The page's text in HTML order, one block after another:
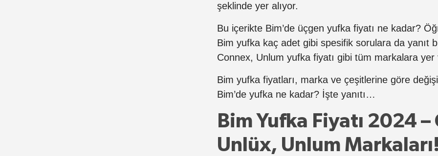
şeklinde yer alıyor.
Bu içerikte Bim’de üçgen yufka fiyatı ne kadar?
Bim yufka kaç adet gibi spesifik sorulara da yanıt
Connex, Unlum yufka fiyatı gibi tüm markalara yer
Bim yufka fiyatları, marka ve çeşitlerine göre
Bim’de yufka ne kadar? İşte yanıtı…
Bim Yufka Fiyatı 2024
Unlüx, Unlum